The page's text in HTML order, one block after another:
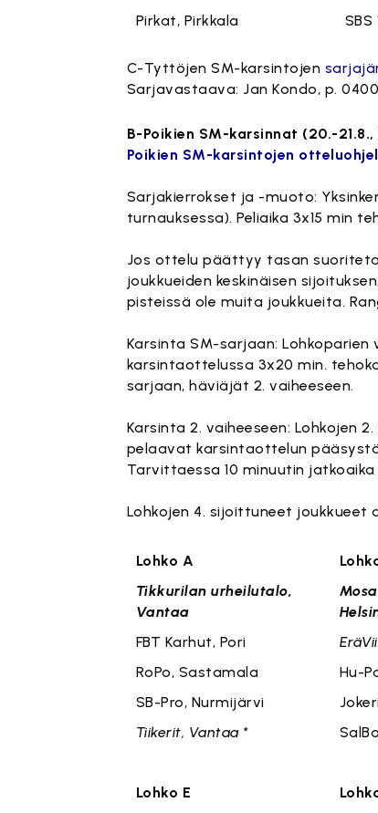
Pirkat, Pirkkala
C-Tyttöjen SM-karsintojen
Sarjavastaava: Jan Kondo, p.
B-Poikien SM-karsinnat (20.-
Poikien SM-karsintojen
Sarjakierrokset ja -muoto:
turnauksessa). Peliaika 3x15 min
Jos ottelu päättyy tasan
joukkueiden keskinäisen
pisteissä ole muita joukkueita.
Karsinta SM-sarjaan:
karsintaottelussa 3x20 min.
sarjaan, häviäjät 2. vaiheeseen.
Karsinta 2. vaiheeseen: Lohkojen
pelaavat karsintaottelun
Tarvittaessa 10 minuutin
Lohkojen 4. sijoittuneet joukkueet
Lohko A
Tikkurilan urheilutalo,
Vantaa
FBT Karhut, Pori
RoPo, Sastamala
Hu-
SB-Pro, Nurmijärvi
Tiikerit, Vantaa *
Lohko E